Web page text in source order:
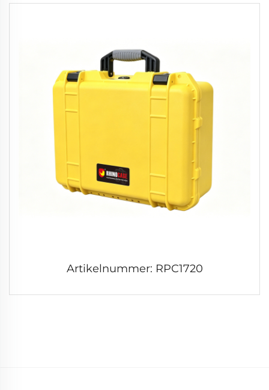
Artikelnummer: RPC1720